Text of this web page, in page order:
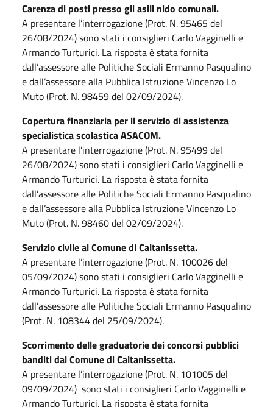
Carenza di posti presso gli asili nido comunali.
A presentare l’interrogazione (Prot. N. 95465 del
26/08/2024) sono stati i consiglieri Carlo Vagginelli e
Armando Turturici. La risposta è stata fornita
dall’assessore alle Politiche Sociali Ermanno Pasqualino
e dall’assessore alla Pubblica Istruzione Vincenzo Lo
Muto (Prot. N. 98459 del 02/09/2024).
Copertura finanziaria per il servizio di assistenza
specialistica scolastica ASACOM.
A presentare l’interrogazione (Prot. N. 95499 del
26/08/2024) sono stati i consiglieri Carlo Vagginelli e
Armando Turturici. La risposta è stata fornita
dall’assessore alle Politiche Sociali Ermanno Pasqualino
e dall’assessore alla Pubblica Istruzione Vincenzo Lo
Muto (Prot. N. 98460 del 02/09/2024).
Servizio civile al Comune di Caltanissetta.
A presentare l’interrogazione (Prot. N. 100026 del
05/09/2024) sono stati i consiglieri Carlo Vagginelli e
Armando Turturici. La risposta è stata fornita
dall’assessore alle Politiche Sociali Ermanno Pasqualino
(Prot. N. 108344 del 25/09/2024).
Scorrimento delle graduatorie dei concorsi pubblici
banditi dal Comune di Caltanissetta.
A presentare l’interrogazione (Prot. N. 101005 del
09/09/2024) sono stati i consiglieri Carlo Vagginelli e
Armando Turturici. La risposta è stata fornita